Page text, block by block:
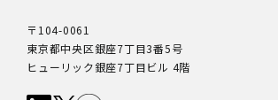
〒104-0061
東京都中央区銀座7丁目3番5号
ヒューリック銀座7丁目ビル 4階